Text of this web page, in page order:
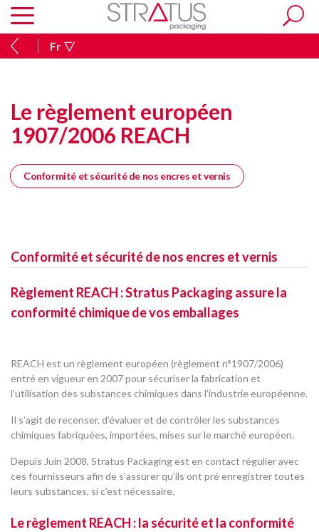
Fr
Le règlement européen
1907/2006 REACH
Conformité et sécurité de nos encres et vernis
Conformité et sécurité de nos encres et vernis
Règlement REACH : Stratus Packaging assure la
conformité chimique de vos emballages
REACH est un règlement européen (règlement n°1907/2006)
entré en vigueur en 2007 pour sécuriser la fabrication et
l’utilisation des substances chimiques dans l’industrie européenne.
Il s’agit de recenser, d’évaluer et de contrôler les substances
chimiques fabriquées, importées, mises sur le marché européen.
Depuis Juin 2008, Stratus Packaging est en contact régulier avec
ces fournisseurs afin de s’assurer qu’ils ont pré enregistrer toutes
leurs substances, si c’est nécessaire.
Le règlement REACH : la sécurité et la conformité